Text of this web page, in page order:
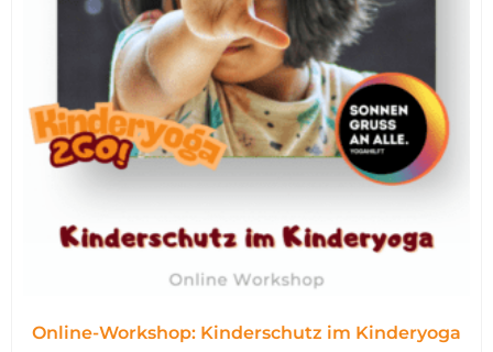
Online-Workshop: Kinderschutz im Kinderyoga